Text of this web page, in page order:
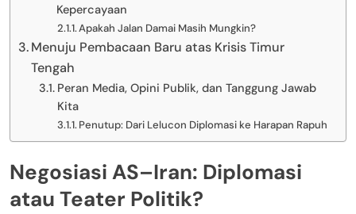
Kepercayaan
Apakah Jalan Damai Masih Mungkin?
Menuju Pembacaan Baru atas Krisis Timur
Tengah
Peran Media, Opini Publik, dan Tanggung Jawab
Kita
Penutup: Dari Lelucon Diplomasi ke Harapan Rapuh
Negosiasi AS–Iran: Diplomasi
atau Teater Politik?